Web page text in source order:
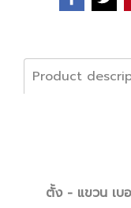
Product
ตั้ง - แขวน เบ